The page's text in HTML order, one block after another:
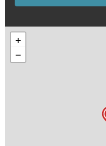
+
−